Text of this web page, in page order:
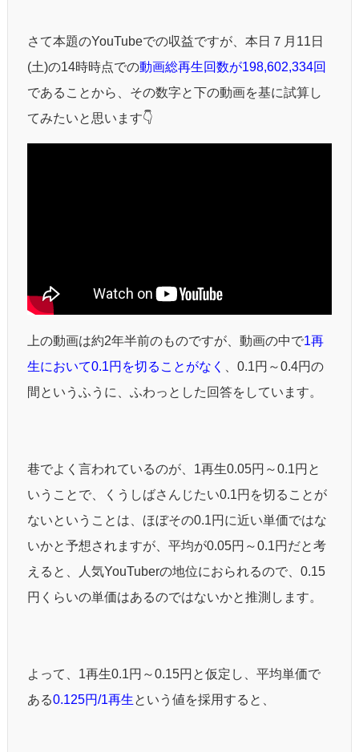
さて本題のYouTubeでの収益ですが、本日７月11日
(土)の14時時点での動画総再生回数が198,602,334回
であることから、その数字と下の動画を基に試算し
てみたいと思います👇
上の動画は約2年半前のものですが、動画の中で1再
生において0.1円を切ることがなく
、0.1円～0.4円の
間というふうに、ふわっとした回答をしています。
巷でよく言われているのが、1再生0.05円～0.1円と
いうことで、くうしばさんじたい0.1円を切ることが
ないということは、ほぼその0.1円に近い単価ではな
いかと予想されますが、平均が0.05円～0.1円だと考
えると、人気YouTuberの地位におられるので、0.15
円くらいの単価はあるのではないかと推測します。
よって、1再生0.1円～0.15円と仮定し、平均単価で
ある0.125円/1再生 という値を採用すると、